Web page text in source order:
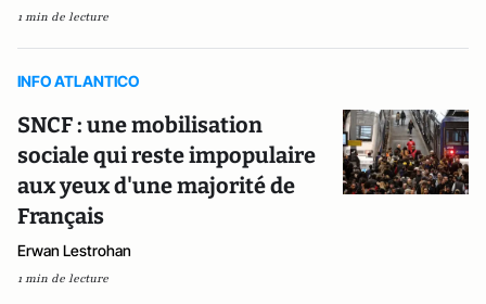
1 min de lecture
INFO ATLANTICO
SNCF : une mobilisation
sociale qui reste impopulaire
aux yeux d'une majorité de
Français
Erwan Lestrohan
1 min de lecture